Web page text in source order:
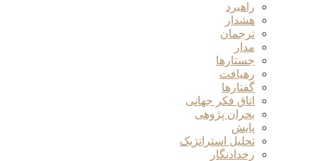
راهبرد
هشدار
ترجمان
مدار
جستارها
رهیافت
گفتارها
اتاق فکر جهانی
بحران پژوهی
پایش
تحلیل استراتژیک
رخدادنگار